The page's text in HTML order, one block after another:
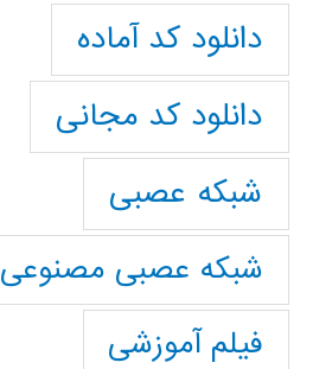
دانلود کد آماده
دانلود کد مجانی
شبکه عصبی
شبکه عصبی مصنوعی
فیلم آموزشی